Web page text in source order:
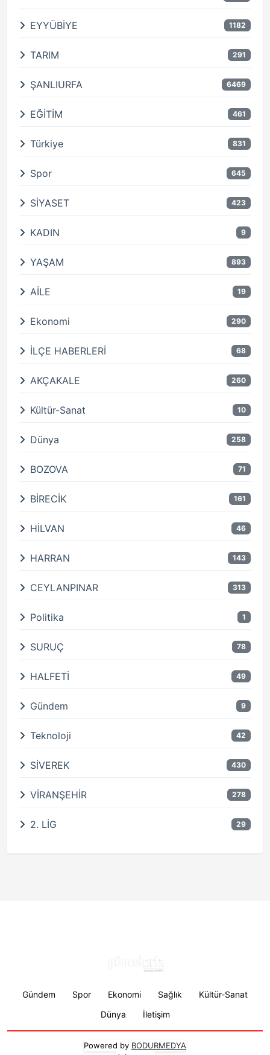
EYYÜBİYE 1182
TARIM 291
ŞANLIURFA 6469
EĞİTİM 461
Türkiye 831
Spor 645
SİYASET 423
KADIN 9
YAŞAM 893
AİLE 19
Ekonomi 290
İLÇE HABERLERİ 68
AKÇAKALE 260
Kültür-Sanat 10
Dünya 258
BOZOVA 71
BİRECİK 161
HİLVAN 46
HARRAN 143
CEYLANPINAR 313
Politika 1
SURUÇ 78
HALFETİ 49
Gündem 9
Teknoloji 42
SİVEREK 430
VİRANŞEHİR 278
2. LİG 29
Footer menu
Gündem Spor Ekonomi Sağlık
Kültür-Sanat
Dünya
İletişim
Powered by BODURMEDYA